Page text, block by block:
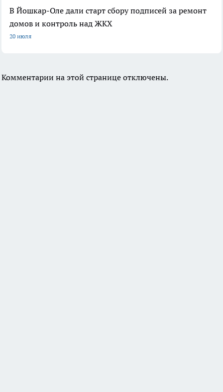
В Йошкар-Оле дали старт сбору подписей за ремонт
домов и контроль над ЖКХ
20 июля
Комментарии на этой странице отключены.